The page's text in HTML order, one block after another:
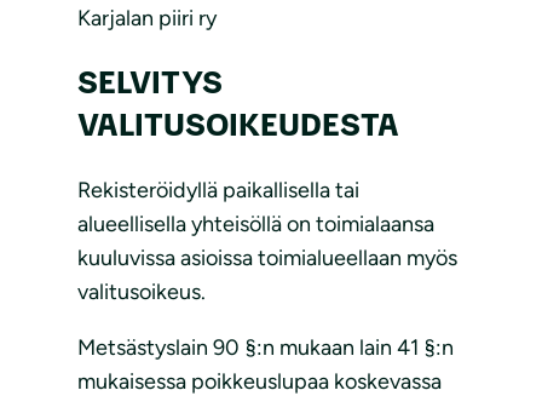
Karjalan piiri ry
SELVITYS
VALITUSOIKEUDESTA
Rekisteröidyllä paikallisella tai
alueellisella yhteisöllä on toimialaansa
kuuluvissa asioissa toimialueellaan myös
valitusoikeus.
Metsästyslain 90 §:n mukaan lain 41 §:n
mukaisessa poikkeuslupaa koskevassa